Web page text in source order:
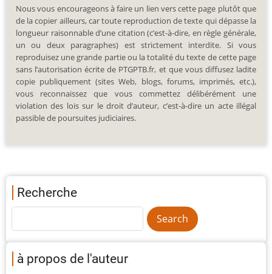
Nous vous encourageons à faire un lien vers cette page plutôt que
de la copier ailleurs, car toute reproduction de texte qui dépasse la
longueur raisonnable d’une citation (c’est-à-dire, en règle générale,
un ou deux paragraphes) est strictement interdite. Si vous
reproduisez une grande partie ou la totalité du texte de cette page
sans l’autorisation écrite de PTGPTB.fr, et que vous diffusez ladite
copie publiquement (sites Web, blogs, forums, imprimés, etc.),
vous reconnaissez que vous commettez délibérément une
violation des lois sur le droit d’auteur, c’est-à-dire un acte illégal
passible de poursuites judiciaires.
Recherche
à propos de l'auteur